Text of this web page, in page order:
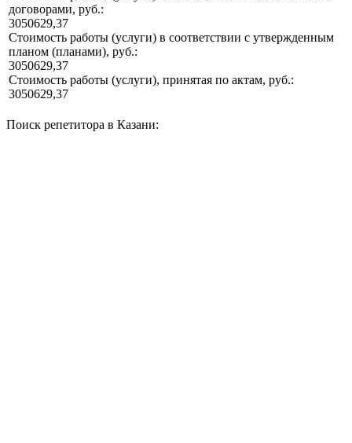
договорами, руб.:
3050629,37
Стоимость работы (услуги) в соответствии с утвержденным
планом (планами), руб.:
3050629,37
Стоимость работы (услуги), принятая по актам, руб.:
3050629,37
Поиск репетитора в Казани: